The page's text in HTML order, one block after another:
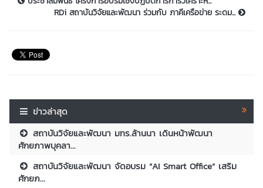
RDi สถาบันวิจัยและพัฒนา ร่วมกับ ภาคีเครือข่าย ระดม...
ข่าวล่าสุด
สถาบันวิจัยและพัฒนา มทร.ล้านนา เดินหน้าพัฒนา
ศักยภาพบุคลา...
สถาบันวิจัยและพัฒนา จัดอบรม “AI Smart Office” เสริม
ศักยภ...